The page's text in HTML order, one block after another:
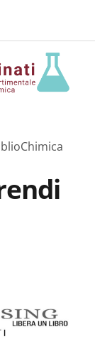
LINGUA: